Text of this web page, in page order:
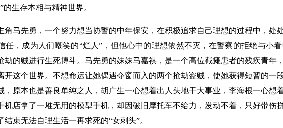
的生存本相与精神世界。
先勇，一个努力想当协警的中年保安，在积极追求自己理想的过程中，处
任，成为人们嘲笑的“烂人”，但他心中的理想依然不灭，在警察的拒绝与小
劫的贼进行生死博斗。马先勇的妹妹马嘉祺，是一个高位截瘫患者的残疾青年
开这个世界。不想命运让她偶遇夺窗而入的两个抢劫盗贼，使她获得短暂的一
，原本也是善良单纯之人，胡广生一心想着出人头地干大事业，李海根一心想
机店拿了一堆无用的模型手机，却因破旧摩托车不给力，发动不着，只好带伤
结束无法自理生活一再求死的“女刺头”。